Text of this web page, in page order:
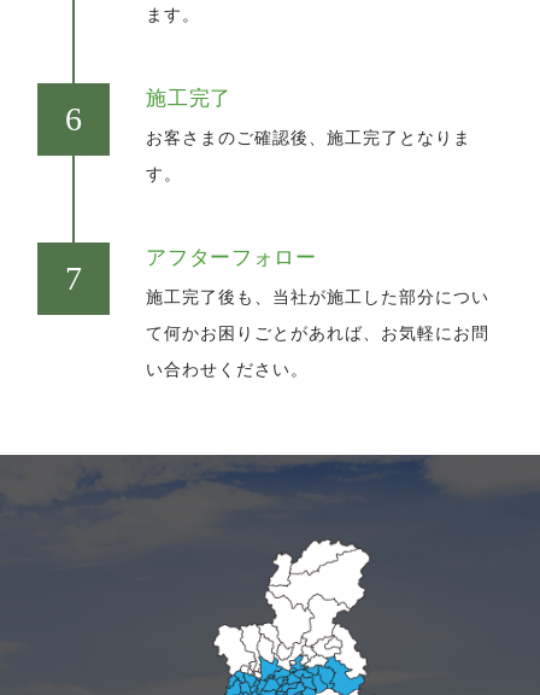
ます。
施工完了
お客さまのご確認後、施工完了となりま
す。
アフターフォロー
施工完了後も、当社が施工した部分につい
て何かお困りごとがあれば、お気軽にお問
い合わせください。